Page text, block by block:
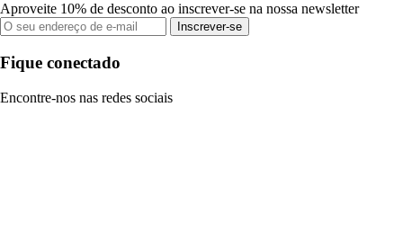
Aproveite 10% de desconto ao inscrever-se na nossa newsletter
Inscrever-se
Fique conectado
Encontre-nos nas redes sociais